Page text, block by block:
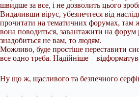
швидше за все, і не дозволить цього
Видаливши вірус, убезпечтеся від
прочитати на тематичних форумах, там
вона поводиться, завантажити на форум
знадобиться не вам, то людям.
Можливо, буде простіше переставити
все одно треба. Надійніше –
Ну що ж, щасливого та безпечного